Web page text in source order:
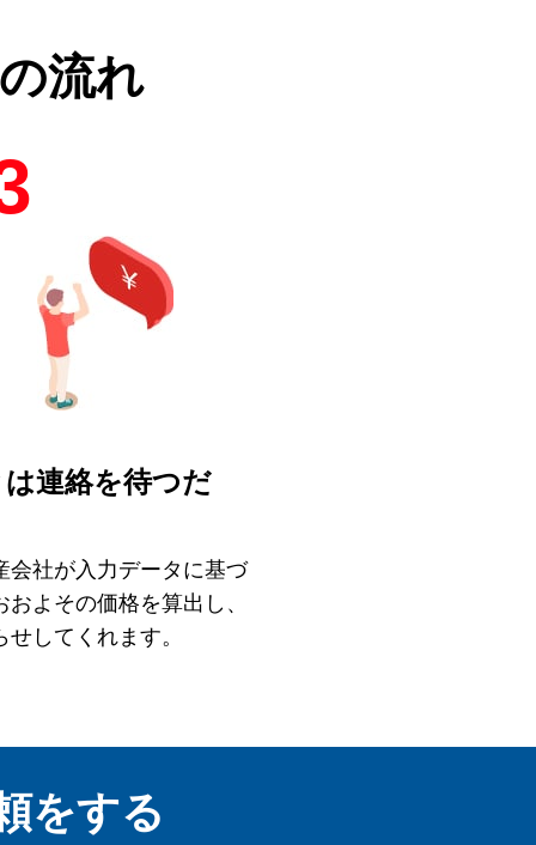
流れ
連絡を待つだ
会社が入力データに基づ
およその価格を算出し、
せしてくれます。
をする